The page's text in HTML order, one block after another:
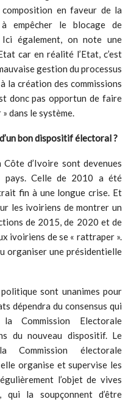
en faveur de la
empêcher le blocage de
également, on note une
car en réalité l’Etat, c’est
gestion du processus
la création des commissions
donc pas opportun de faire
dans le système.
bon dispositif électoral ?
d’Ivoire sont devenues
pays. Celle de 2010 a été
fin à une longue crise. Et
les ivoiriens de montrer un
de 2015, de 2020 et de
ivoiriens de se « rattraper ».
organiser une présidentielle
sont unanimes pour
dépendra du consensus qui
Commission Electorale
du nouveau dispositif. Le
Commission électorale
organise et supervise les
l’objet de vives
la soupçonnent d’être